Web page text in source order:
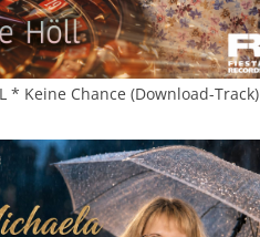
* Keine Chance (Download-Track)